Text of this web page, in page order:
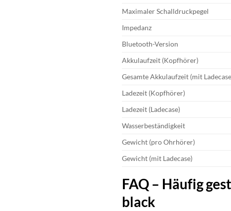
Maximaler Schalldruckpegel
Impedanz
Bluetooth-Version
Akkulaufzeit (Kopfhörer)
Gesamte Akkulaufzeit (mit
Ladezeit (Kopfhörer)
Ladezeit (Ladecase)
Wasserbeständigkeit
Gewicht (pro Ohrhörer)
Gewicht (mit Ladecase)
FAQ – Häufig
black